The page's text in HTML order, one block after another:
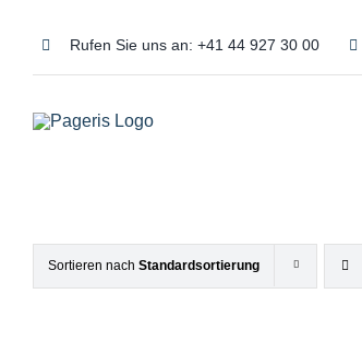
springen
Rufen Sie uns an: +41 44 927 30 00
Sortieren nach Standardsortierung